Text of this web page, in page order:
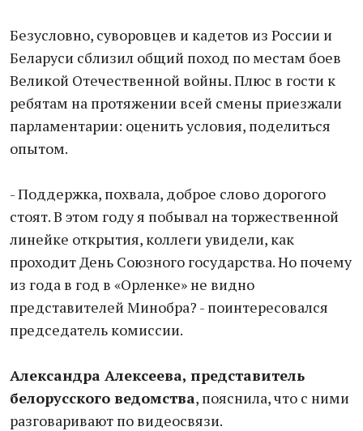
Безусловно, суворовцев и кадетов из России и
Беларуси сблизил общий поход по местам боев
Великой Отечественной войны. Плюс в гости к
ребятам на протяжении всей смены приезжали
парламентарии: оценить условия, поделиться
опытом.
- Поддержка, похвала, доброе слово дорогого
стоят. В этом году я побывал на торжественной
линейке открытия, коллеги увидели, как
проходит День Союзного государства. Но почему
из года в год в «Орленке» не видно
представителей Минобра? - поинтересовался
председатель комиссии.
Александра Алексеева, представитель
белорусского ведомства, пояснила, что с ними
разговаривают по видеосвязи.